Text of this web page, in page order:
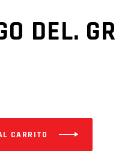
DEL.
CARRITO